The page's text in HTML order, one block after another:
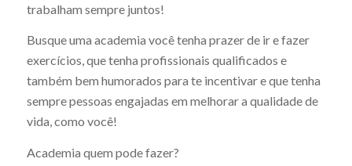
trabalham sempre juntos!
Busque uma academia você tenha prazer de ir e fazer
exercícios, que tenha profissionais qualificados e
também bem humorados para te incentivar e que tenha
sempre pessoas engajadas em melhorar a qualidade de
vida, como você!
Academia quem pode fazer?